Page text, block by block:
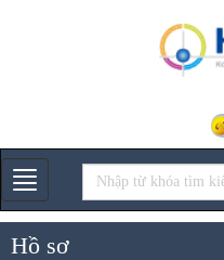
Gian hàng
Hồ sơ